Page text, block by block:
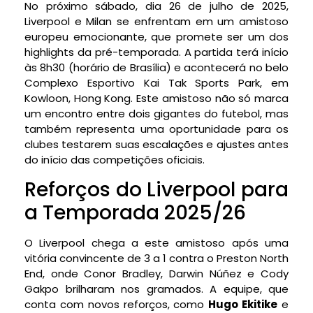
No próximo sábado, dia 26 de julho de 2025,
Liverpool e Milan se enfrentam em um amistoso
europeu emocionante, que promete ser um dos
highlights da pré-temporada. A partida terá início
às 8h30 (horário de Brasília) e acontecerá no belo
Complexo Esportivo Kai Tak Sports Park, em
Kowloon, Hong Kong. Este amistoso não só marca
um encontro entre dois gigantes do futebol, mas
também representa uma oportunidade para os
clubes testarem suas escalações e ajustes antes
do início das competições oficiais.
Reforços do Liverpool para
a Temporada 2025/26
O Liverpool chega a este amistoso após uma
vitória convincente de 3 a 1 contra o Preston North
End, onde Conor Bradley, Darwin Núñez e Cody
Gakpo brilharam nos gramados. A equipe, que
conta com novos reforços, como Hugo Ekitike e